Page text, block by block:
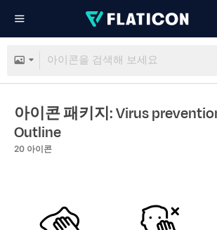
아이콘 패키지: Virus
Outline
20 아이콘